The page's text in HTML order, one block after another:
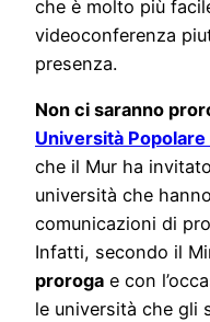
che è molto più
videoconferenza
presenza.
Non ci saranno
Università
che il Mur ha
università che
comunicazioni di
Infatti, secondo il
proroga e con
le università che gli